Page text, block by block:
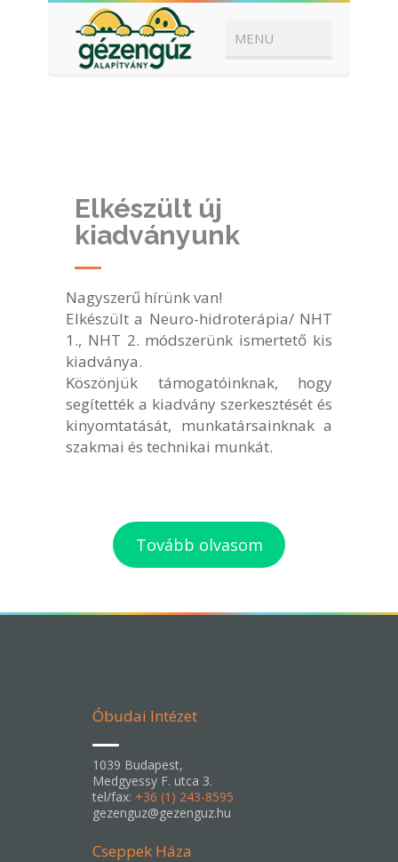
Elkészült új
kiadványunk
Nagyszerű hírünk van!
Elkészült a Neuro-hidroterápia/ NHT
1., NHT 2. módszerünk ismertető kis
kiadványa.
Köszönjük támogatóinknak, hogy
segítették a kiadvány szerkesztését és
kinyomtatását, munkatársainknak a
szakmai és technikai munkát.
Tovább olvasom
Óbudai Intézet
1039 Budapest,
Medgyessy F. utca 3.
tel/fax: +36 (1) 243-8595
gezenguz@gezenguz.hu
Cseppek Háza